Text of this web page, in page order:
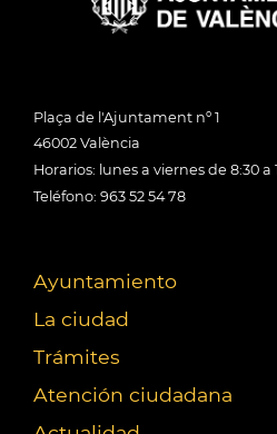
Plaça de l'Ajuntament nº 1
46002 València
Horarios: lunes a viernes de 8:30 a
Teléfono: 963 52 54 78
Ayuntamiento
La ciudad
Trámites
Atención ciudadana